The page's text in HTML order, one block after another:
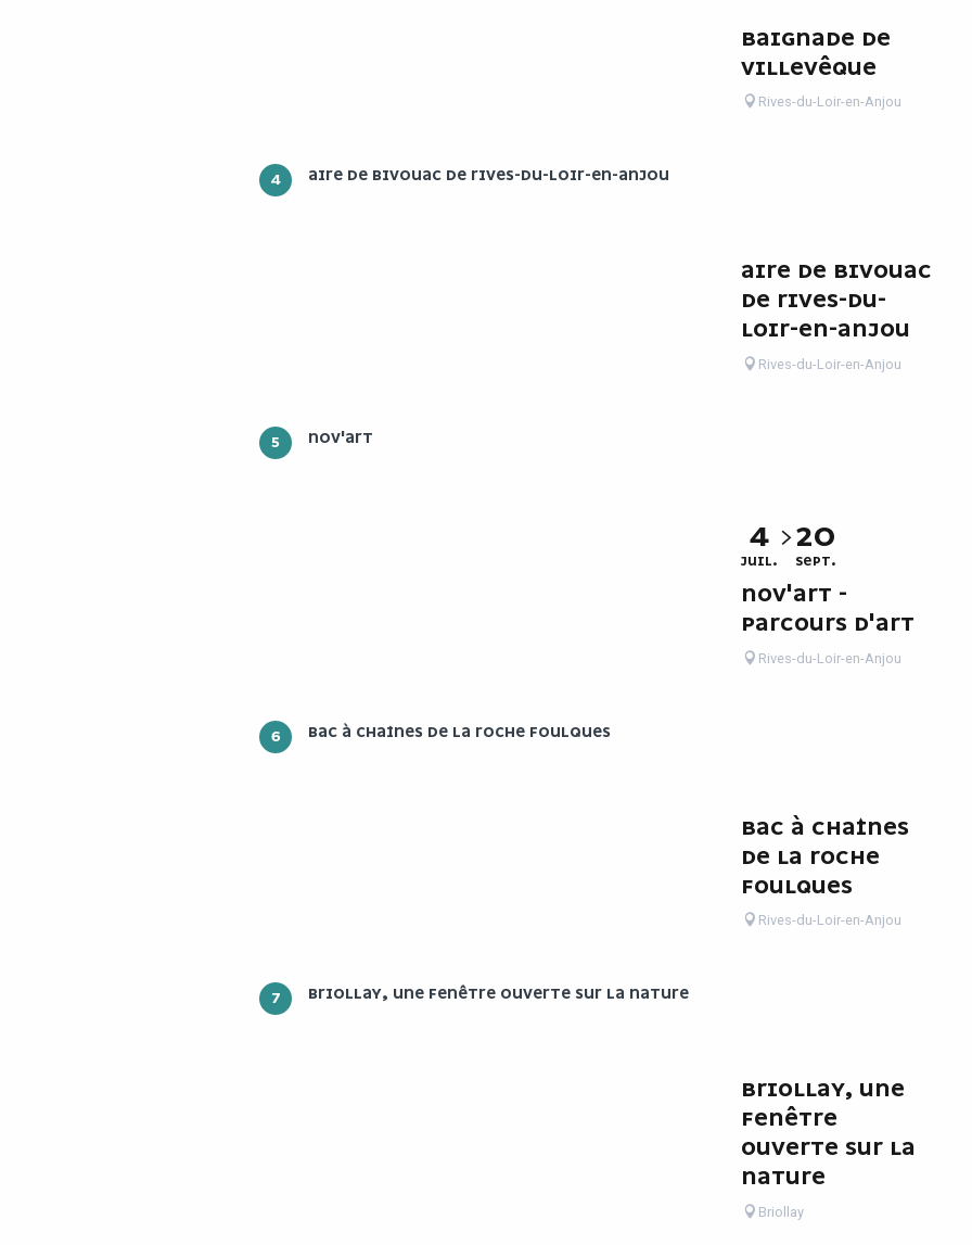
BAIGNADE DE
VILLEVÊQUE
Rives-du-Loir-en-Anjou
4 AIRE DE BIVOUAC DE RIVES-DU-LOIR-EN-ANJOU
AIRE DE BIVOUAC
DE RIVES-DU-
LOIR-EN-ANJOU
Rives-du-Loir-en-Anjou
5 NOV'ART
4
JUIL.
20
SEPT.
NOV'ART -
PARCOURS D'ART
Rives-du-Loir-en-Anjou
6 BAC À CHAÎNES DE LA ROCHE FOULQUES
BAC À CHAÎNES
DE LA ROCHE
FOULQUES
Rives-du-Loir-en-Anjou
7 BRIOLLAY, UNE FENÊTRE OUVERTE SUR LA NATURE
BRIOLLAY, UNE
FENÊTRE
OUVERTE SUR LA
NATURE
Briollay